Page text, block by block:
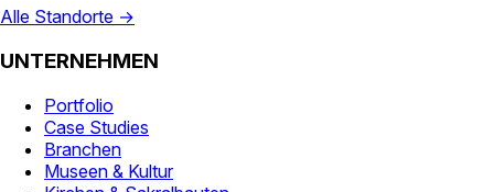
Alle Standorte →
UNTERNEHMEN
Portfolio
Case Studies
Branchen
Museen & Kultur